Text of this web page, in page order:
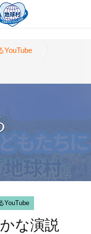
YouTube
YouTube
な演説